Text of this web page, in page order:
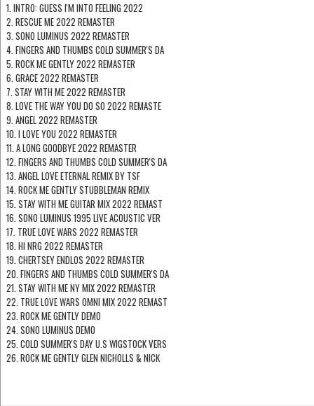
1. INTRO: GUESS I'M INTO FEELING 2022
2. RESCUE ME 2022 REMASTER
3. SONO LUMINUS 2022 REMASTER
4. FINGERS AND THUMBS COLD SUMMER'S DA
5. ROCK ME GENTLY 2022 REMASTER
6. GRACE 2022 REMASTER
7. STAY WITH ME 2022 REMASTER
8. LOVE THE WAY YOU DO SO 2022 REMASTE
9. ANGEL 2022 REMASTER
10. I LOVE YOU 2022 REMASTER
11. A LONG GOODBYE 2022 REMASTER
12. FINGERS AND THUMBS COLD SUMMER'S DA
13. ANGEL LOVE ETERNAL REMIX BY TSF
14. ROCK ME GENTLY STUBBLEMAN REMIX
15. STAY WITH ME GUITAR MIX 2022 REMAST
16. SONO LUMINUS 1995 LIVE ACOUSTIC VER
17. TRUE LOVE WARS 2022 REMASTER
18. HI NRG 2022 REMASTER
19. CHERTSEY ENDLOS 2022 REMASTER
20. FINGERS AND THUMBS COLD SUMMER'S DA
21. STAY WITH ME NY MIX 2022 REMASTER
22. TRUE LOVE WARS OMNI MIX 2022 REMAST
23. ROCK ME GENTLY DEMO
24. SONO LUMINUS DEMO
25. COLD SUMMER'S DAY U.S WIGSTOCK VERS
26. ROCK ME GENTLY GLEN NICHOLLS & NICK